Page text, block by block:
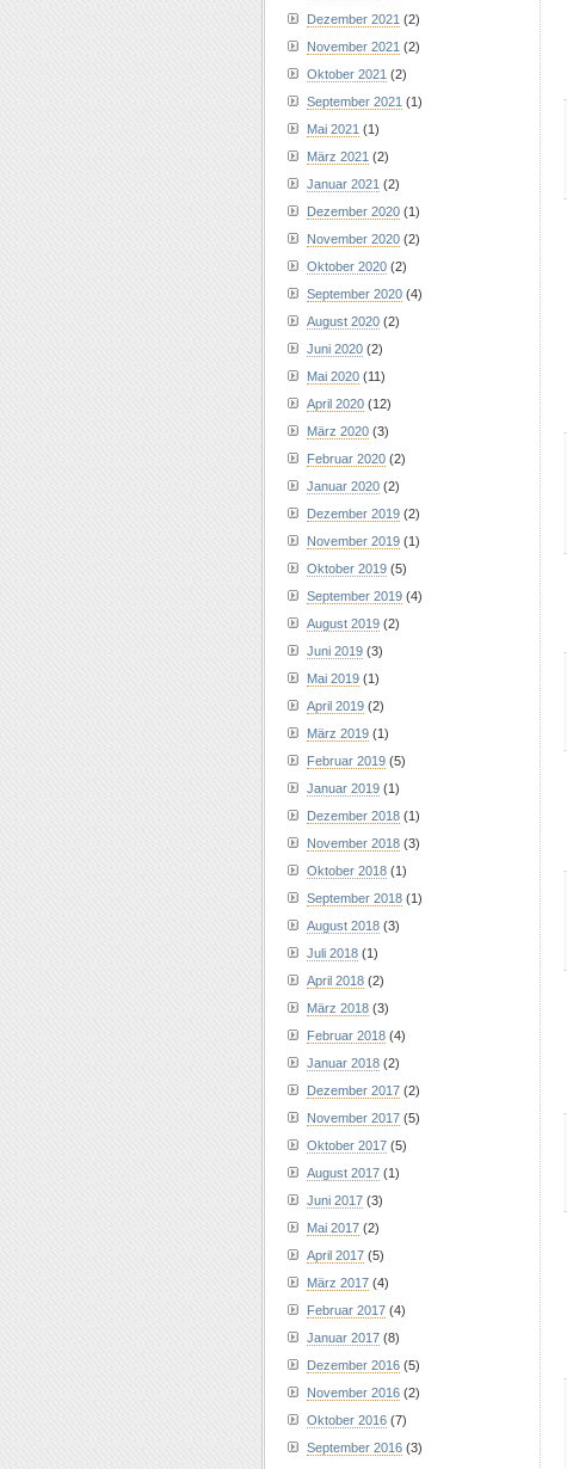
Dezember 2021 (2)
November 2021 (2)
Oktober 2021 (2)
September 2021 (1)
Mai 2021 (1)
März 2021 (2)
Januar 2021 (2)
Dezember 2020 (1)
November 2020 (2)
Oktober 2020 (2)
September 2020 (4)
August 2020 (2)
Juni 2020 (2)
Mai 2020 (11)
April 2020 (12)
März 2020 (3)
Februar 2020 (2)
Januar 2020 (2)
Dezember 2019 (2)
November 2019 (1)
Oktober 2019 (5)
September 2019 (4)
August 2019 (2)
Juni 2019 (3)
Mai 2019 (1)
April 2019 (2)
März 2019 (1)
Februar 2019 (5)
Januar 2019 (1)
Dezember 2018 (1)
November 2018 (3)
Oktober 2018 (1)
September 2018 (1)
August 2018 (3)
Juli 2018 (1)
April 2018 (2)
März 2018 (3)
Februar 2018 (4)
Januar 2018 (2)
Dezember 2017 (2)
November 2017 (5)
Oktober 2017 (5)
August 2017 (1)
Juni 2017 (3)
Mai 2017 (2)
April 2017 (5)
März 2017 (4)
Februar 2017 (4)
Januar 2017 (8)
Dezember 2016 (5)
November 2016 (2)
Oktober 2016 (7)
September 2016 (3)